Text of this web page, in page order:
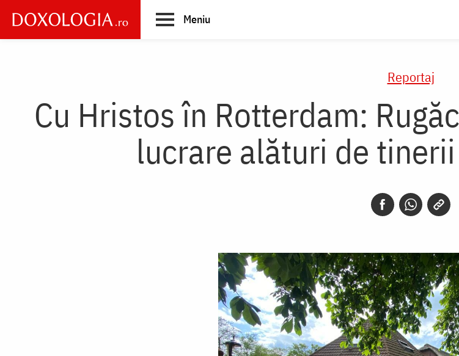
main
Meniu
Reportaj
Cu Hristos în Rotterdam:
lucrare alături de